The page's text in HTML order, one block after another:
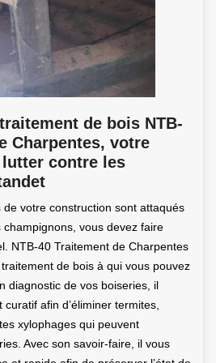
de bois NTB-
Charpentes, votre
contre les
votre construction sont attaqués
vous devez faire
NTB-40 Traitement de Charpentes
de bois à qui vous pouvez
diagnostic de vos boiseries, il
afin d’éliminer termites,
xylophages qui peuvent
Avec son savoir-faire, il vous